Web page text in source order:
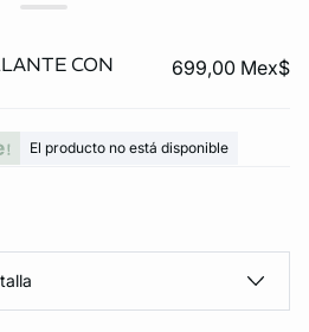
CON
699,00 Mex$
El producto no está disponible